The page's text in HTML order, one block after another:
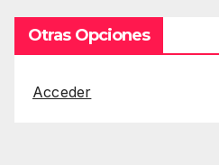
Otras Opciones
Acceder